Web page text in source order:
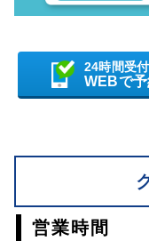
24時間受
WEBで
営業時間